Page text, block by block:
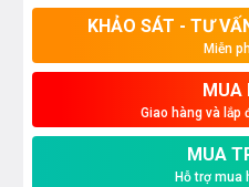
KHẢO SÁT - TƯ
Miễn
MUA
Giao hàng và lắp
MUA
Hỗ trợ mua